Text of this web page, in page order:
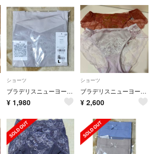
ショーツ
ブラデリスニューヨーク カヤビューティラボヒップUP！二分丈ショーツ24
¥ 1,980
ショーツ
ブラデリスニューヨーク ショーツ 2枚セット
¥ 2,600